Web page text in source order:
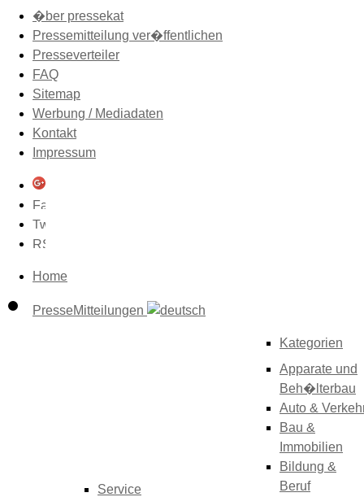
�ber pressekat
Pressemitteilung ver�ffentlichen
Presseverteiler
FAQ
Sitemap
Werbung / Mediadaten
Kontakt
Impressum
Home
PresseMitteilungen
Service
Kategorien
Apparate und
Beh�lterbau
Auto &
Bau &
Immobilien
Bildung &
Beruf